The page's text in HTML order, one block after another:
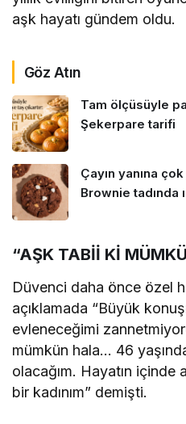
aşk hayatı gündem oldu.
Göz Atın
Tam ölçüsüyle
Şekerpare tarifi
Çayın yanına
Brownie
“AŞK TABİİ Kİ
Düvenci daha önce özel
açıklamada “Büyük
evleneceğimi
mümkün hala… 46
olacağım. Hayatın içinde
bir kadınım” demişti.